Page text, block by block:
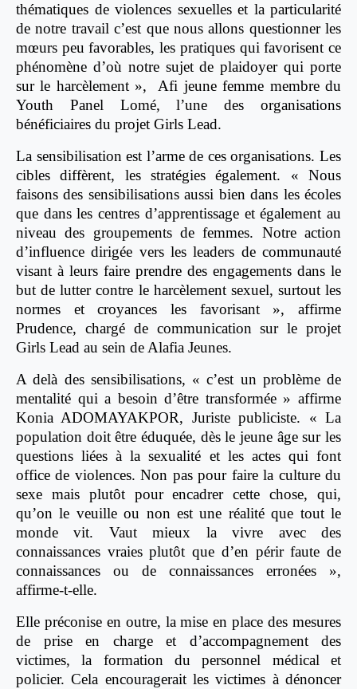
thématiques de violences sexuelles et la particularité
de notre travail c’est que nous allons questionner les
mœurs peu favorables, les pratiques qui favorisent ce
phénomène d’où notre sujet de plaidoyer qui porte
sur le harcèlement », Afi jeune femme membre du
Youth Panel Lomé, l’une des organisations
bénéficiaires du projet Girls Lead.
La sensibilisation est l’arme de ces organisations. Les
cibles diffèrent, les stratégies également. « Nous
faisons des sensibilisations aussi bien dans les écoles
que dans les centres d’apprentissage et également au
niveau des groupements de femmes. Notre action
d’influence dirigée vers les leaders de communauté
visant à leurs faire prendre des engagements dans le
but de lutter contre le harcèlement sexuel, surtout les
normes et croyances les favorisant », affirme
Prudence, chargé de communication sur le projet
Girls Lead au sein de Alafia Jeunes.
A delà des sensibilisations, « c’est un problème de
mentalité qui a besoin d’être transformée » affirme
Konia ADOMAYAKPOR, Juriste publiciste. « La
population doit être éduquée, dès le jeune âge sur les
questions liées à la sexualité et les actes qui font
office de violences. Non pas pour faire la culture du
sexe mais plutôt pour encadrer cette chose, qui,
qu’on le veuille ou non est une réalité que tout le
monde vit. Vaut mieux la vivre avec des
connaissances vraies plutôt que d’en périr faute de
connaissances ou de connaissances erronées »,
affirme-t-elle.
Elle préconise en outre, la mise en place des mesures
de prise en charge et d’accompagnement des
victimes, la formation du personnel médical et
policier. Cela encouragerait les victimes à dénoncer